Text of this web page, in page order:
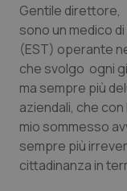
Scienza e
Studi e Analisi
Lettere al
Edizioni
Gentile direttore,
sono un medico
(EST) operante
che svolgo ogni
ma sempre più
aziendali, che
mio sommesso
sempre più
cittadinanza in